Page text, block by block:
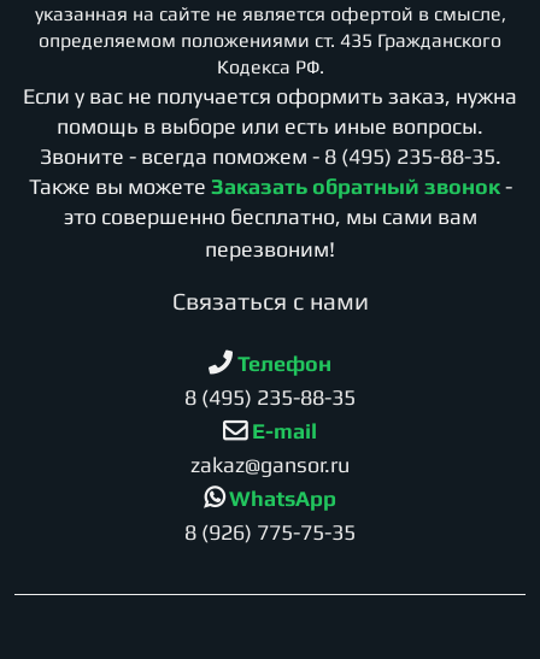
указанная на сайте не является офертой в смысле,
определяемом положениями ст. 435 Гражданского
Кодекса РФ.
Если у вас не получается оформить заказ, нужна
помощь в выборе или есть иные вопросы.
Звоните - всегда поможем - 8 (495) 235-88-35.
Также вы можете Заказать обратный звонок -
это совершенно бесплатно, мы сами вам
перезвоним!
Cвязаться с нами
Телефон
8 (495) 235-88-35
E-mail
zakaz@gansor.ru
WhatsApp
8 (926) 775-75-35